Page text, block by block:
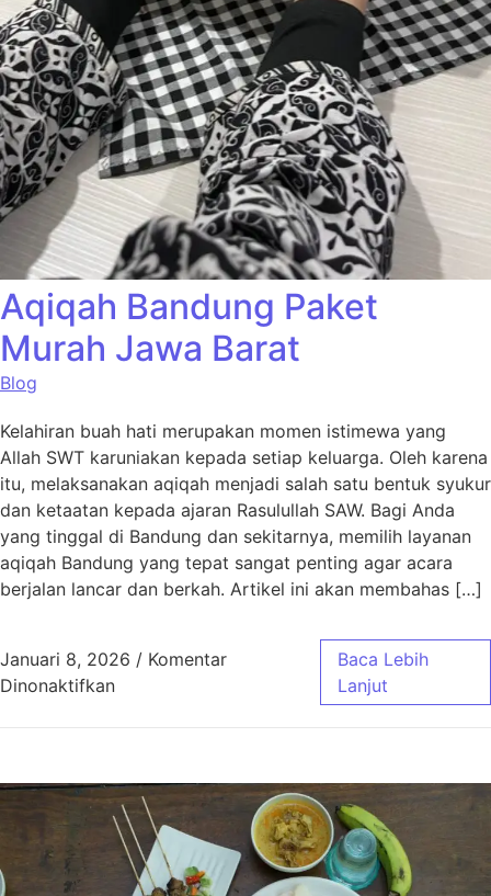
Aqiqah Bandung Paket
Murah Jawa Barat
Blog
Kelahiran buah hati merupakan momen istimewa yang
Allah SWT karuniakan kepada setiap keluarga. Oleh karena
itu, melaksanakan aqiqah menjadi salah satu bentuk syukur
dan ketaatan kepada ajaran Rasulullah SAW. Bagi Anda
yang tinggal di Bandung dan sekitarnya, memilih layanan
aqiqah Bandung yang tepat sangat penting agar acara
berjalan lancar dan berkah. Artikel ini akan membahas […]
Januari 8, 2026 / Komentar
Dinonaktifkanpada Aqiqah Bandung Paket Murah Jawa
Baca Lebih
Lanjut